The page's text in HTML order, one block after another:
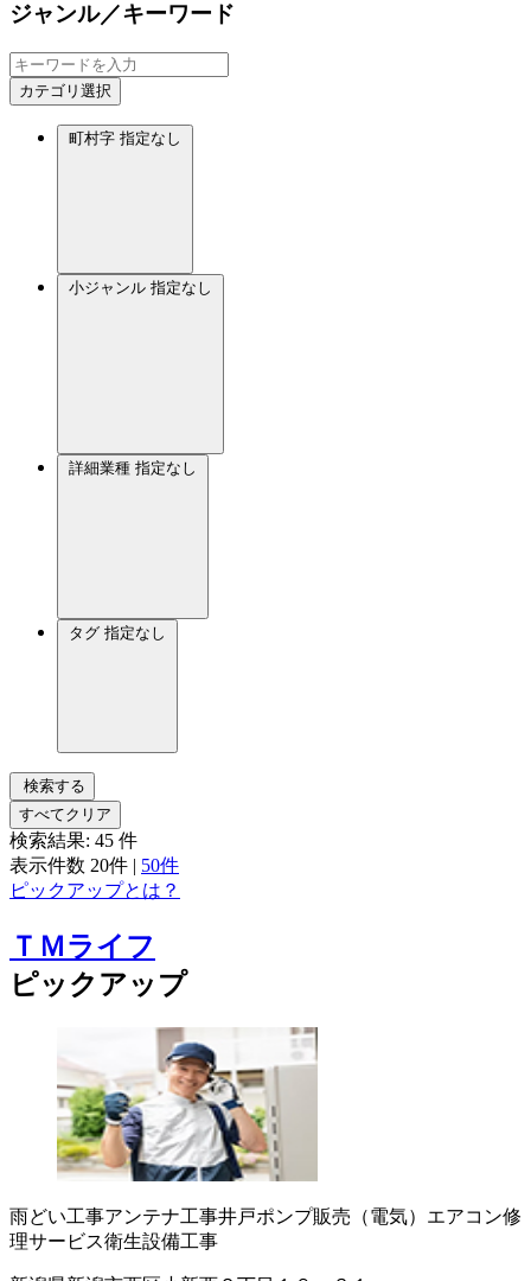
ジャンル／キーワード
カテゴリ選択
町村字 指定なし
小ジャンル 指定なし
詳細業種 指定なし
タグ 指定なし
検索する
すべてクリア
検索結果: 45 件
表示件数 20件 | 50件
ピックアップとは？
ＴＭライフ
ピックアップ
雨どい工事アンテナ工事井戸ポンプ販売（電気） エアコン修
理サービス衛生設備工事